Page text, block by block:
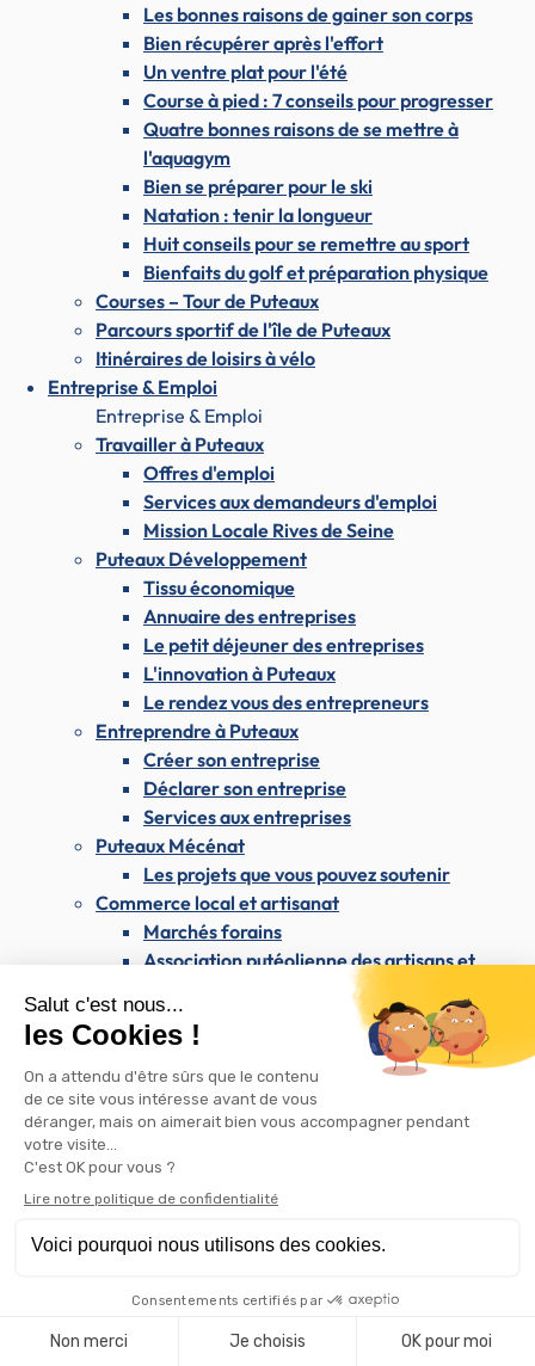
Les bonnes raisons de gainer son corps
Bien récupérer après l'effort
Un ventre plat pour l'été
Course à pied : 7 conseils pour progresser
Quatre bonnes raisons de se mettre à
l'aquagym
Bien se préparer pour le ski
Natation : tenir la longueur
Huit conseils pour se remettre au sport
Bienfaits du golf et préparation physique
Courses – Tour de Puteaux
Parcours sportif de l'île de Puteaux
Itinéraires de loisirs à vélo
Entreprise & Emploi
Entreprise & Emploi
Travailler à Puteaux
Offres d'emploi
Services aux demandeurs d'emploi
Mission Locale Rives de Seine
Puteaux Développement
Tissu économique
Annuaire des entreprises
Le petit déjeuner des entreprises
L'innovation à Puteaux
Le rendez vous des entrepreneurs
Entreprendre à Puteaux
Créer son entreprise
Déclarer son entreprise
Services aux entreprises
Puteaux Mécénat
Les projets que vous pouvez soutenir
Commerce local et artisanat
Marchés forains
Association putéolienne des artisans et
Appel à candidatures locaux commerciaux
Rétrocession de bail commercial
Les commerces de Puteaux sur Instagram
Attribution d'aides pour l'embellissement des
commerces
Enseignes et publicité
Westfield Les 4 Temps & le CNIT
Santé & Solidarité
Santé et soins médicaux
Centre médical Dolto